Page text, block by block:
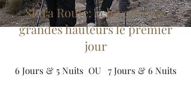
Shira Route: celui qui a de
grandes hauteurs le premier
jour
6 Jours & 5 Nuits OU7 Jours & 6 Nuits